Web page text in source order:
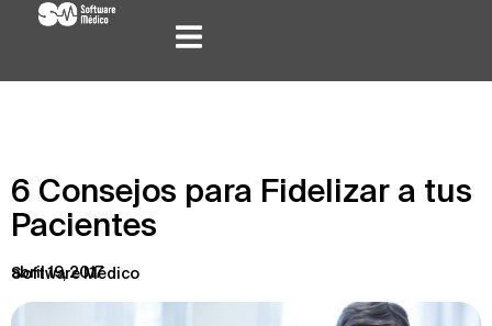
6 Consejos para Fidelizar a tus
Pacientes
abril 19, 2017
Software Médico